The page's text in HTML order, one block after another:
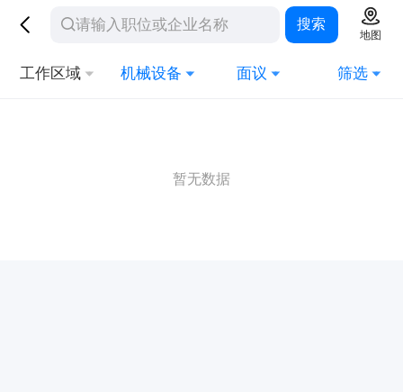
搜索
地图
工作区域 机械设备 面议 筛选
暂无数据